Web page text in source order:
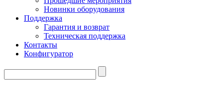
Новинки оборудования
Поддержка
Гарантия и возврат
Техническая поддержка
Контакты
Конфигуратор